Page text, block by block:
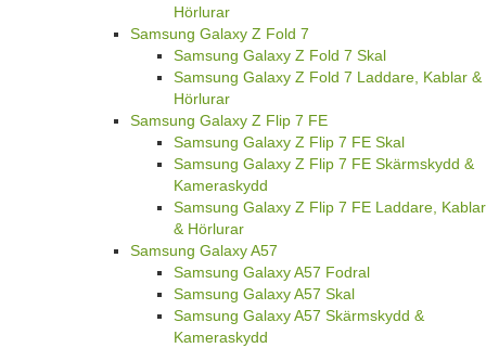
Hörlurar
Samsung Galaxy Z Fold 7
Samsung Galaxy Z Fold 7 Skal
Samsung Galaxy Z Fold 7 Laddare, Kablar &
Hörlurar
Samsung Galaxy Z Flip 7 FE
Samsung Galaxy Z Flip 7 FE Skal
Samsung Galaxy Z Flip 7 FE Skärmskydd &
Kameraskydd
Samsung Galaxy Z Flip 7 FE Laddare, Kablar
& Hörlurar
Samsung Galaxy A57
Samsung Galaxy A57 Fodral
Samsung Galaxy A57 Skal
Samsung Galaxy A57 Skärmskydd &
Kameraskydd